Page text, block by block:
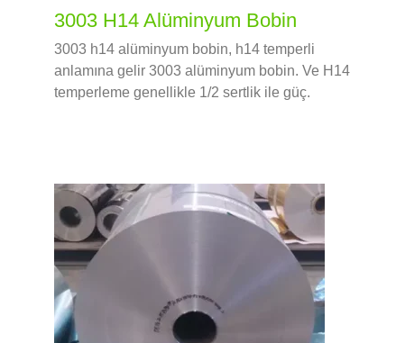
3003 H14 Alüminyum Bobin
3003 h14 alüminyum bobin, h14 temperli
anlamına gelir 3003 alüminyum bobin. Ve H14
temperleme genellikle 1/2 sertlik ile güç.